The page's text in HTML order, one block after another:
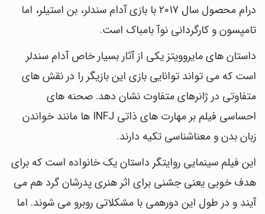
درام محصول سال 2017 با بازی آدام سندلر، بن استیلر، اما
تامپسون و کارگردانی نوآ بامباک است.
داستان های مایروویتز یکی از آثار بسیار خاص آدام سندلر
است که می تواند توانایی بازی این بازیگر را در نقش های
متفاوتی در ژانرهای متفاوت نشان دهد. صحنه های
احساسی فیلم بر مهارت های ذاتی INFJ ها مانند خواندن
زبان بدن و معناشناسی تکیه دارند.
این فیلم سینمایی روایتگر داستان یک خانواده است که برای
هدف خوبی یعنی جشنی برای اثر هنری پدرشان گرد هم می
آیند و در طول این دورهمی با مشکلاتی روبرو می شوند. اما